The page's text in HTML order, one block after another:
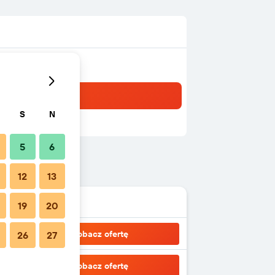
Zobacz ofertę
Zobacz ofertę
S N
5 6
12 13
19 20
26 27